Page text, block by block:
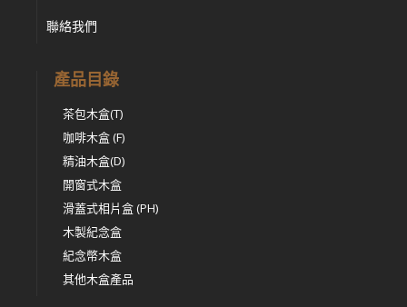
聯絡我們
產品目錄
茶包木盒(T)
咖啡木盒 (F)
精油木盒(D)
開窗式木盒
滑蓋式相片盒 (PH)
木製紀念盒
紀念幣木盒
其他木盒產品